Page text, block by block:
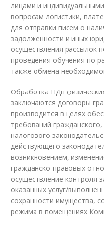
лицами и
вопросам логистики,
для отправки писем о
задолженности и иных
осуществления рассылок
проведения обучения по
также обмена
Обработка ПДн
заключаются договоры
производится в целях
требований
налогового
действующего
возникновением,
гражданско-правовых
осуществление контроля
оказанных услуг/
сохранности имущества,
режима в помещениях